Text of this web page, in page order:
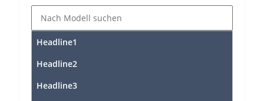
Headline1
Headline2
Headline3